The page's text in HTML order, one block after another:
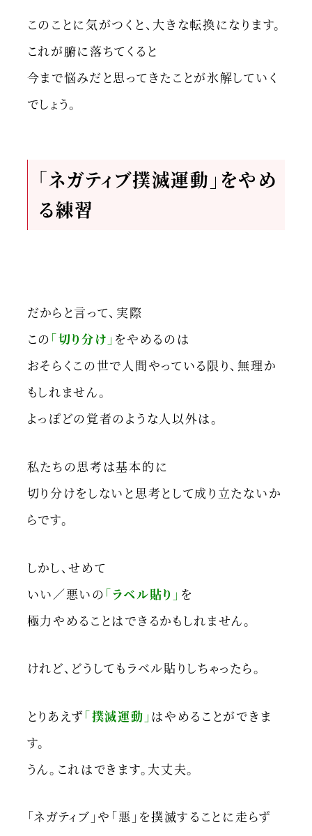
このことに気がつくと、大きな転換になります。
これが腑に落ちてくると
今まで悩みだと思ってきたことが氷解していく
でしょう。
「ネガティブ撲滅運動」をやめ
る練習
だからと言って、実際
この 「切り分け」 をやめるのは
おそらくこの世で人間やっている限り、無理か
もしれません。
よっぽどの覚者のような人以外は。
私たちの思考は基本的に
切り分けをしないと思考として成り立たないか
らです。
しかし、せめて
いい／悪いの 「ラベル貼り」 を
極力やめることはできるかもしれません。
けれど、どうしてもラベル貼りしちゃったら。
とりあえず 「撲滅運動」 はやめることができま
す。
うん。これはできます。大丈夫。
「ネガティブ」や「悪」を撲滅することに走らず